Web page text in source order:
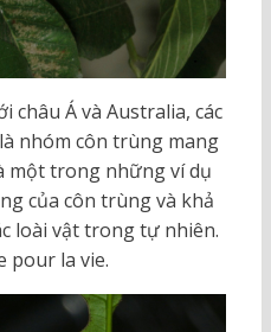
châu Á và Australia, các
nhóm côn trùng mang
một trong những ví dụ
của côn trùng và khả
loài vật trong tự nhiên.
pour la vie.